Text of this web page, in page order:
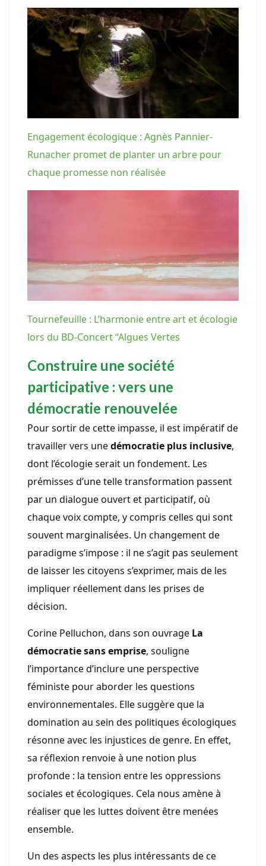
Engagement écologique : Agnès Pannier-
Runacher promet de planter un arbre pour
chaque promesse non réalisée
Tournefeuille : L’harmonie entre art et écologie
lors du BD-Concert “Algues Vertes
Construire une société
participative : vers une
démocratie renouvelée
Pour sortir de cette impasse, il est impératif de
travailler vers unedémocratie plus inclusive,
dont l’écologie serait un fondement. Les
prémisses d’une telle transformation passent
par un dialogue ouvert et participatif, où
chaque voix compte, y compris celles qui sont
souvent marginalisées. Un changement de
paradigme s’impose : il ne s’agit pas seulement
de laisser les citoyens s’exprimer, mais de les
impliquer réellement dans les prises de
décision.
Corine Pelluchon, dans son ouvrage La
démocratie sans emprise, souligne
l’importance d’inclure une perspective
féministe pour aborder les questions
environnementales. Elle suggère que la
domination au sein des politiques écologiques
résonne avec les injustices de genre. En effet,
sa réflexion renvoie à une notion plus
profonde : la tension entre les oppressions
sociales et écologiques. Cela nous amène à
réaliser que les luttes doivent être menées
ensemble.
Un des aspects les plus intéressants de ce